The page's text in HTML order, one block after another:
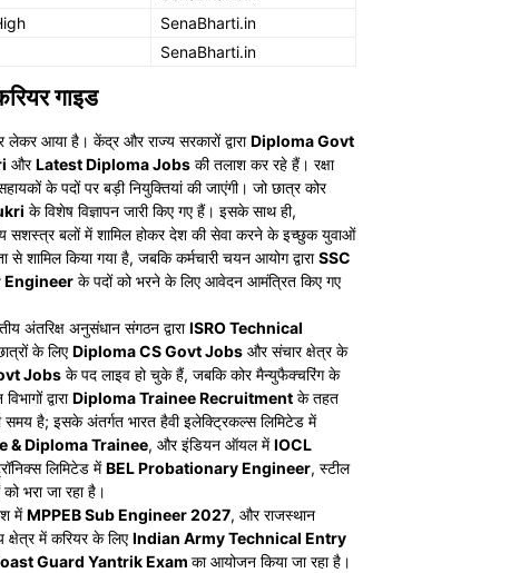
SenaBharti.in
SenaBharti.in
गाइड
आया है। केंद्र और राज्य सरकारों द्वाराDiploma Govt
औरLatest Diploma Jobs की तलाश कर रहे हैं। रक्षा
के पदों पर बड़ी नियुक्तियां की जाएंगी। जो छात्र कोर
के विशेष विज्ञापन जारी किए गए हैं। इसके साथ ही,
सशस्त्र बलों में शामिल होकर देश की सेवा करने के इच्छुक युवाओं
से शामिल किया गया है, जबकि कर्मचारी चयन आयोग द्वाराSSC
Engineer के पदों को भरने के लिए आवेदन आमंत्रित किए गए
अंतरिक्ष अनुसंधान संगठन द्वाराISRO Technical
के लिएDiploma CS Govt Jobs और संचार क्षेत्र के
Jobs के पद लाइव हो चुके हैं, जबकि कोर मैन्युफैक्चरिंग के
द्वाराDiploma Trainee Recruitment के तहत
है; इसके अंतर्गत भारत हैवी इलेक्ट्रिकल्स लिमिटेड में
& Diploma Trainee, और इंडियन ऑयल मेंIOCL
लिमिटेड मेंBEL Probationary Engineer, स्टील
भरा जा रहा है।
मेंMPPEB Sub Engineer 2027, और राजस्थान
क्षेत्र में करियर के लिएIndian Army Technical Entry
Guard Yantrik Exam का आयोजन किया जा रहा है।